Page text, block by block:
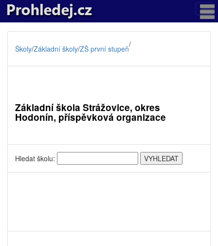
Školy/Základní školy/ZŠ první stupeň/
Základní škola Strážovice, okres
Hodonín, příspěvková organizace
Hledat školu: